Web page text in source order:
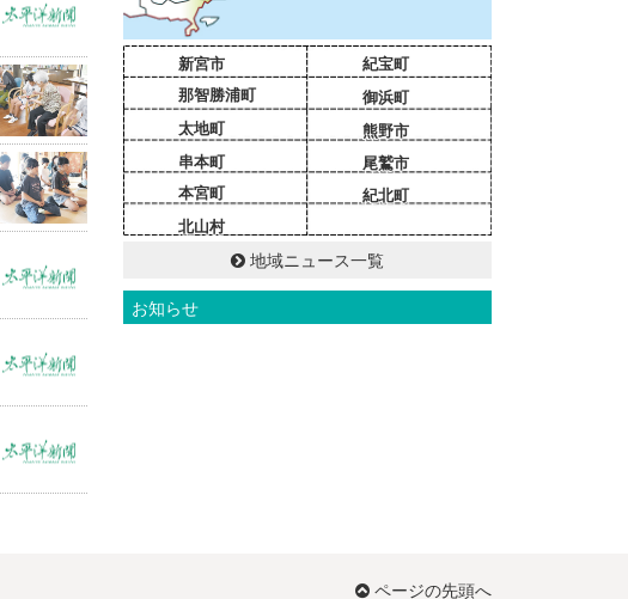
新宮市
那智勝浦町
太地町
串本町
本宮町
北山村
紀宝町
御浜町
熊野市
尾鷲市
紀北町
地域ニュース一覧
お知らせ
ページの先頭へ